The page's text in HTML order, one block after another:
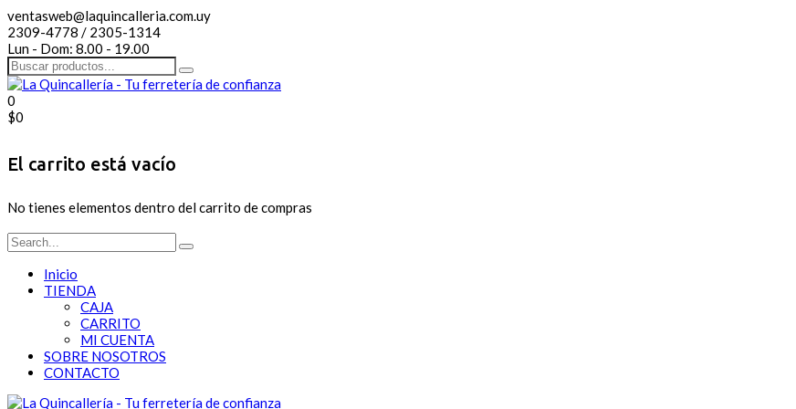
ventasweb@laquincalleria.com.uy
2309-4778 / 2305-1314
Lun - Dom: 8.00 - 19.00
0
$0
El carrito está vacío
No tienes elementos dentro del carrito de compras
Inicio
TIENDA
CAJA
CARRITO
MI CUENTA
SOBRE NOSOTROS
CONTACTO